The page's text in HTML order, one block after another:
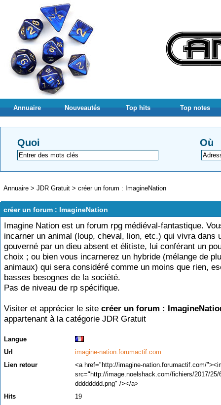
Annuaire Nouveautés Top hits Top notes
Quoi Où
Annuaire > JDR Gratuit > créer un forum : ImagineNation
créer un forum : ImagineNation
Imagine Nation est un forum rpg médiéval-fantastique.
incarner un animal (loup, cheval, lion, etc.) qui vivra dans
gouverné par un dieu absent et élitiste, lui conférant un
choix ; ou bien vous incarnerez un hybride (mélange de
animaux) qui sera considéré comme un moins que rien,
basses besognes de la société.
Pas de niveau de rp spécifique.
Visiter et apprécier le site créer un forum :
appartenant à la catégorie JDR Gratuit
Langue
Url
imagine-nation.forumactif.com
Lien retour
<a href="http://imagine-nation.forumactif.com/
src="http://image.noelshack.com/fichiers/2017/25/
dddddddd.png" /></a>
Hits
19